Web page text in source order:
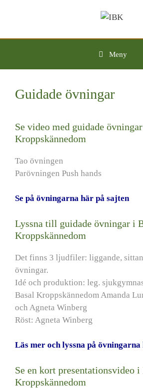
Meny
Guidade övningar
Se video med guidade
Kroppskännedom
Tao övningen
Parövningen Push hands
Se på övningarna här på sajten
Lyssna till guidade övningar i
Kroppskännedom
Det finns 3 ljudfiler: liggande,
övningar.
Idé och produktion: leg.
Basal Kroppskännedom Amanda
och Agneta Winberg
Röst: Agneta Winberg
Läs mer och lyssna på
Se en kort presentationsvideo i
Kroppskännedom